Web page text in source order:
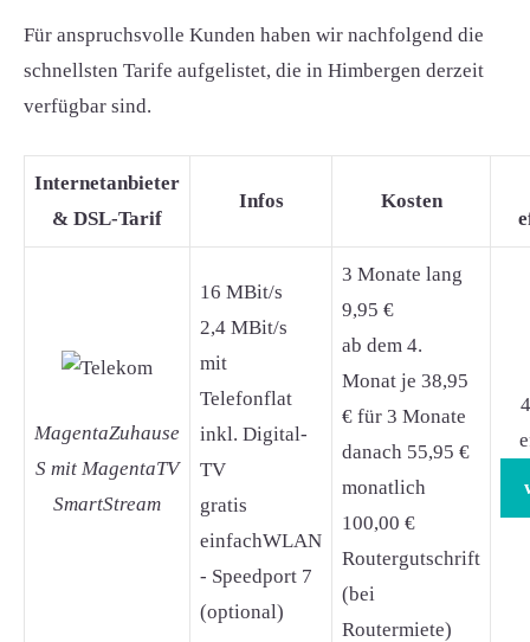
Für anspruchsvolle Kunden haben wir nachfolgend die
schnellsten Tarife aufgelistet, die in Himbergen derzeit
verfügbar sind.
Internetanbieter
& DSL-Tarif
Infos Kosten
MagentaZuhause
S mit MagentaTV
SmartStream
16 MBit/s
2,4 MBit/s
mit
Telefonflat
inkl. Digital-
TV
gratis
einfachWLAN
- Speedport 7
(optional)
3 Monate lang
9,95 €
ab dem 4.
Monat je 38,95
€ für 3 Monate
danach 55,95 €
monatlich
100,00 €
Routergutschrift
(bei
Routermiete)